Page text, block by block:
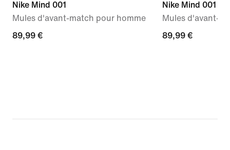
Nike Mind 001
Mules d'avant-match pour homme
89,99 €
89,99 €
Nike Mind 001
Mules d'avant-
89,99 €
89,99 €